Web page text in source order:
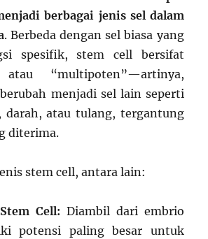
berbagai jenis sel dalam
. Berbeda dengan sel biasa yang
spesifik, stem cell bersifat
atau “multipoten”—artinya,
menjadi sel lain seperti
darah, atau tulang, tergantung
diterima.
stem cell, antara lain:
Cell: Diambil dari embrio
potensi paling besar untuk